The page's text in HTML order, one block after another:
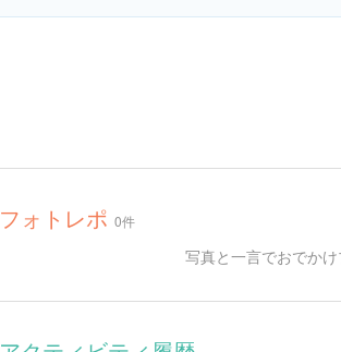
フォトレポ 0件
写真と一言でおでか